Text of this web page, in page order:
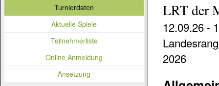
LRT der
12.09.26 -
2026
Turnierdaten
Aktuelle Spiele
Teilnehmerliste
Online Anmeldung
Ansetzung